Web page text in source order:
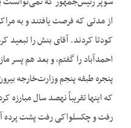
از مدتی که فرصت یافتند و به
کودتا کردند. آقای بنش را تبعید
احمدآباد را گفتم، و بعد هم پسر
پنجره طبقه پنجم وزارت‌خارجه
که اینها تقریباً نهصد سال مبارزه
رفت و چکسلواکی رفت پشت پرده